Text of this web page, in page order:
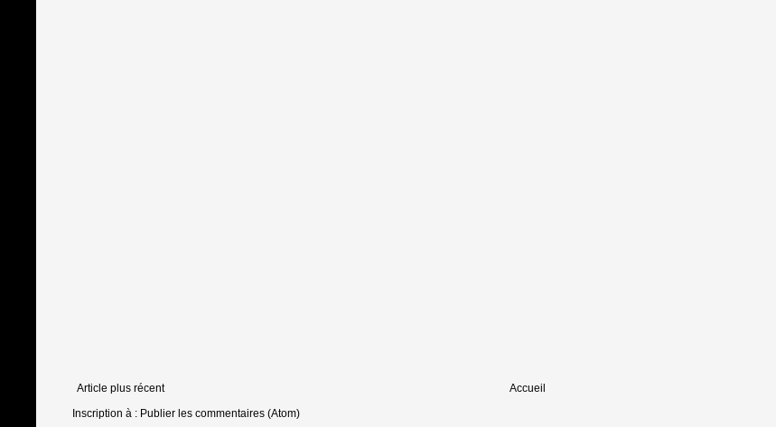
Article plus récent
Accueil
Inscription à : Publier les commentaires (Atom)